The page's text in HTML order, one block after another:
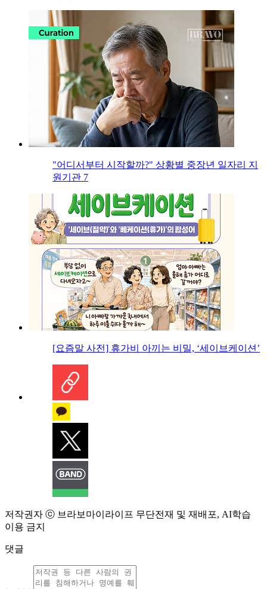
"어디서부터 시작할까?" 상황별 중장년 일자리 지
원기관 7
[요즘말 사전] 휴가비 아끼는 비밀, ‘세이브케이션’
저작권자 ⓒ 브라보마이라이프 무단전재 및 재배포, AI학습
이용 금지
댓글